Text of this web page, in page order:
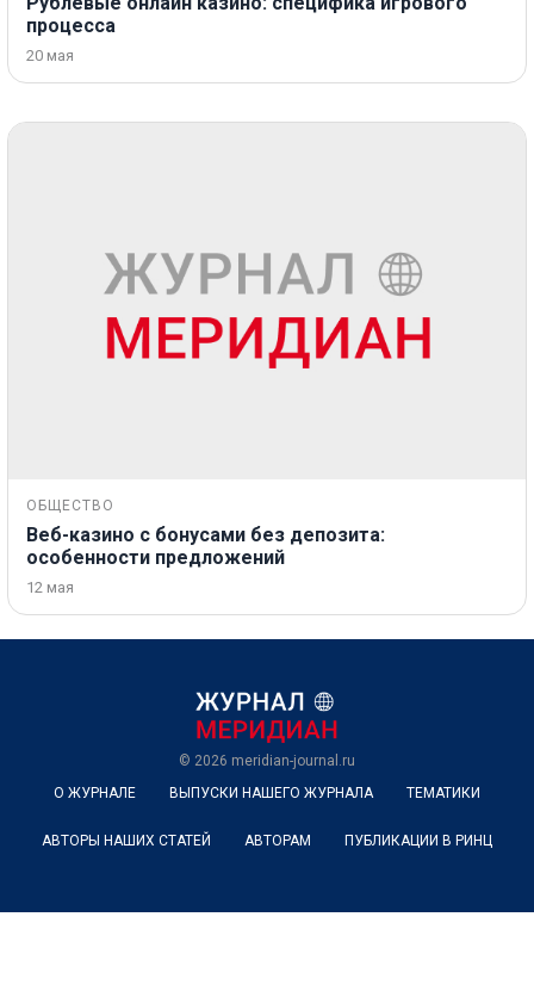
процесса
20 мая
ОБЩЕСТВО
Веб-казино с бонусами без депозита:
особенности предложений
12 мая
© 2026 meridian-journal.ru
О ЖУРНАЛЕ
ВЫПУСКИ НАШЕГО ЖУРНАЛА ТЕМАТИКИ
АВТОРЫ НАШИХ СТАТЕЙ АВТОРАМ ПУБЛИКАЦИИ В РИНЦ